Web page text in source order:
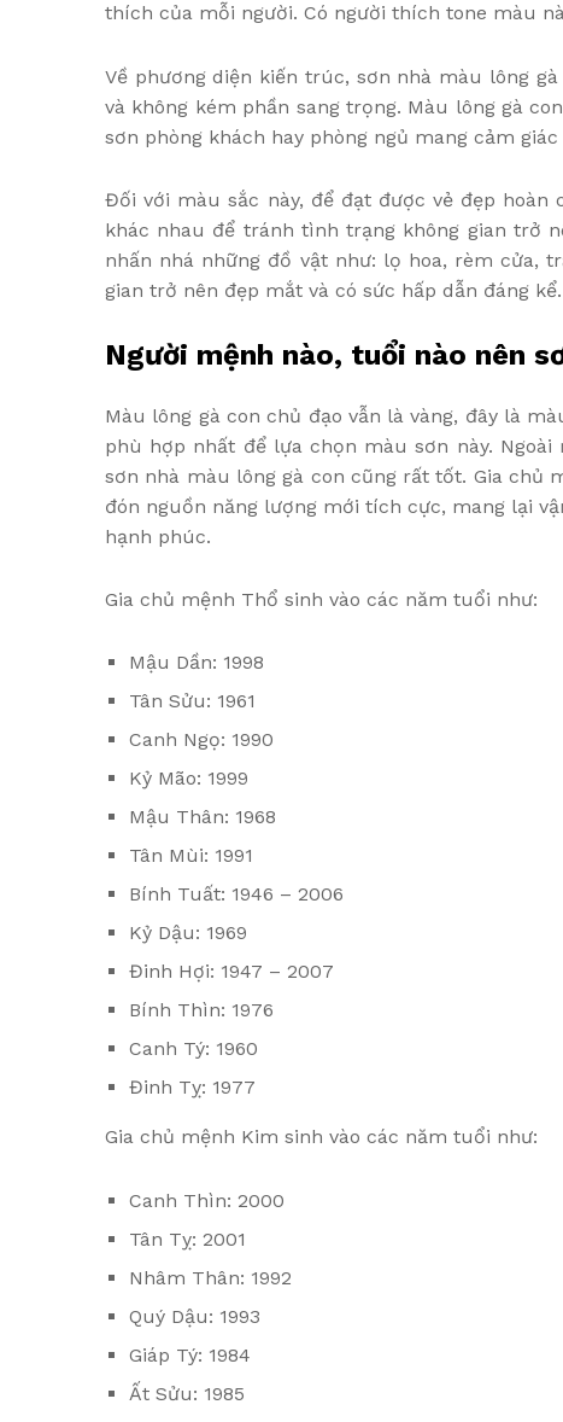
thích của mỗi người. Có người thích tone màu
Về phương diện kiến trúc, sơn nhà màu lông
và không kém phần sang trọng. Màu lông gà
sơn phòng khách hay phòng ngủ mang cảm
Đối với màu sắc này, để đạt được vẻ đẹp
khác nhau để tránh tình trạng không gian trở
nhấn nhá những đồ vật như: lọ hoa, rèm cửa,
gian trở nên đẹp mắt và có sức hấp dẫn đáng kể.
Người mệnh nào, tuổi nào nên
Màu lông gà con chủ đạo vẫn là vàng, đây là
phù hợp nhất để lựa chọn màu sơn này.
sơn nhà màu lông gà con cũng rất tốt. Gia chủ
đón nguồn năng lượng mới tích cực, mang lại
hạnh phúc.
Gia chủ mệnh Thổ sinh vào các năm tuổi như:
Mậu Dần: 1998
Tân Sửu: 1961
Canh Ngọ: 1990
Kỷ Mão: 1999
Mậu Thân: 1968
Tân Mùi: 1991
Bính Tuất: 1946 – 2006
Kỷ Dậu: 1969
Đinh Hợi: 1947 – 2007
Bính Thìn: 1976
Canh Tý: 1960
Đinh Tỵ: 1977
Gia chủ mệnh Kim sinh vào các năm tuổi như:
Canh Thìn: 2000
Tân Tỵ: 2001
Nhâm Thân: 1992
Quý Dậu: 1993
Giáp Tý: 1984
Ất Sửu: 1985